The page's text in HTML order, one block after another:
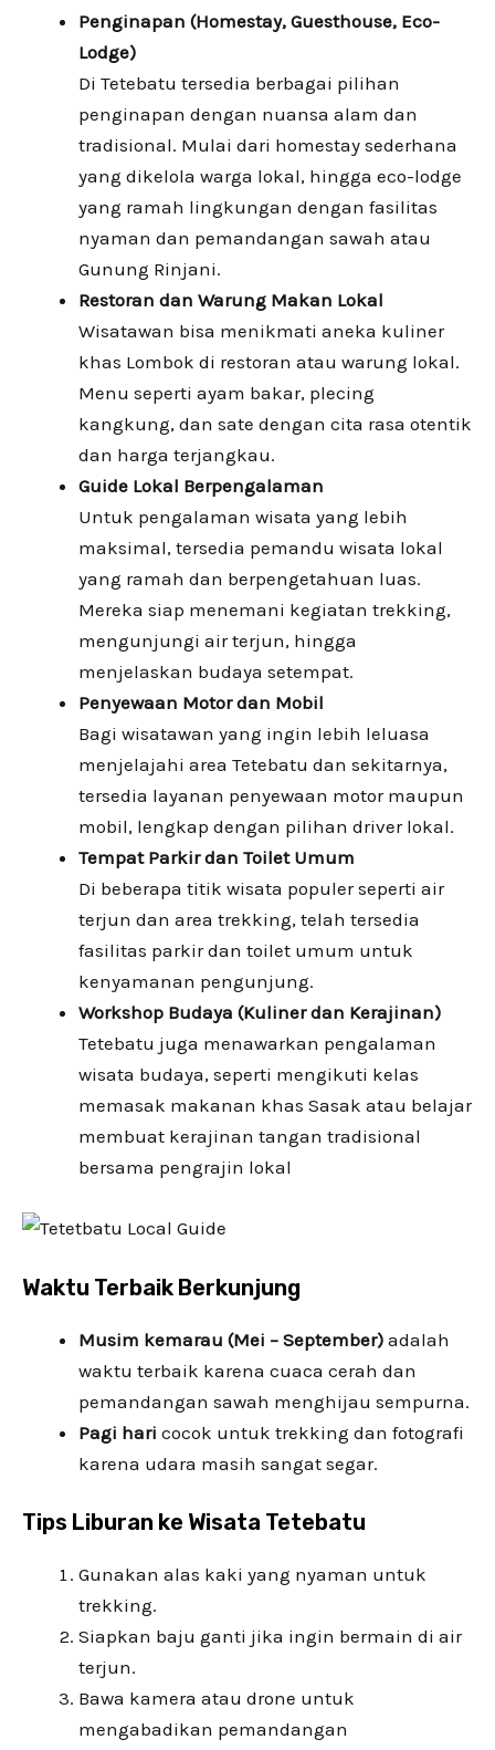
Penginapan (Homestay, Guesthouse, Eco-
Lodge)
Di Tetebatu tersedia berbagai pilihan
penginapan dengan nuansa alam dan
tradisional. Mulai dari homestay sederhana
yang dikelola warga lokal, hingga eco-lodge
yang ramah lingkungan dengan fasilitas
nyaman dan pemandangan sawah atau
Gunung Rinjani.
Restoran dan Warung Makan Lokal
Wisatawan bisa menikmati aneka kuliner
khas Lombok di restoran atau warung lokal.
Menu seperti ayam bakar, plecing
kangkung, dan sate dengan cita rasa otentik
dan harga terjangkau.
Guide Lokal Berpengalaman
Untuk pengalaman wisata yang lebih
maksimal, tersedia pemandu wisata lokal
yang ramah dan berpengetahuan luas.
Mereka siap menemani kegiatan trekking,
mengunjungi air terjun, hingga
menjelaskan budaya setempat.
Penyewaan Motor dan Mobil
Bagi wisatawan yang ingin lebih leluasa
menjelajahi area Tetebatu dan sekitarnya,
tersedia layanan penyewaan motor maupun
mobil, lengkap dengan pilihan driver lokal.
Tempat Parkir dan Toilet Umum
Di beberapa titik wisata populer seperti air
terjun dan area trekking, telah tersedia
fasilitas parkir dan toilet umum untuk
kenyamanan pengunjung.
Workshop Budaya (Kuliner dan Kerajinan)
Tetebatu juga menawarkan pengalaman
wisata budaya, seperti mengikuti kelas
memasak makanan khas Sasak atau belajar
membuat kerajinan tangan tradisional
bersama pengrajin lokal
Waktu Terbaik Berkunjung
Musim kemarau (Mei – September) adalah
waktu terbaik karena cuaca cerah dan
pemandangan sawah menghijau sempurna.
Pagi hari cocok untuk trekking dan fotografi
karena udara masih sangat segar.
Tips Liburan ke Wisata Tetebatu
Gunakan alas kaki yang nyaman untuk
trekking.
Siapkan baju ganti jika ingin bermain di air
terjun.
Bawa kamera atau drone untuk
mengabadikan pemandangan